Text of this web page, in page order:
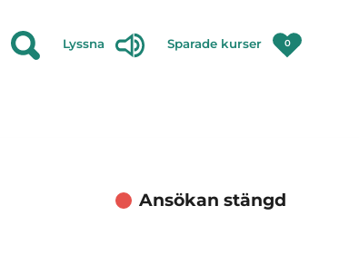
Lyssna Sparade kurser 0
Ansökan stängd